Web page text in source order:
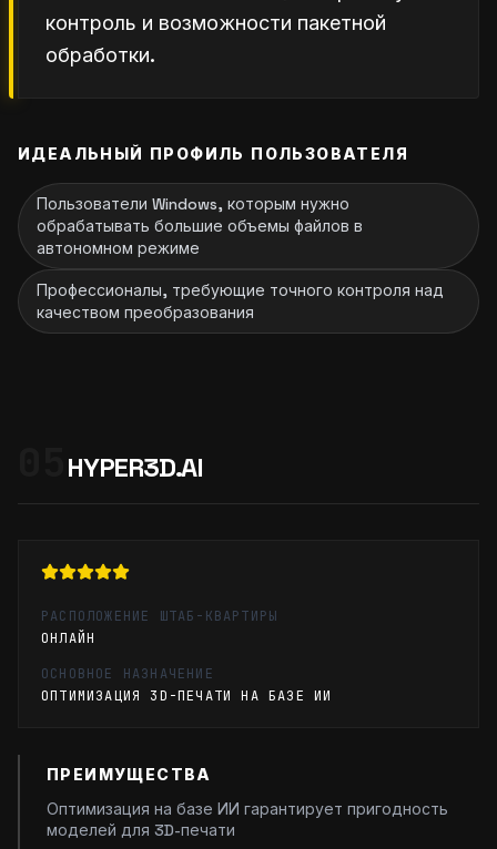
контроль и возможности пакетной
обработки.
ИДЕАЛЬНЫЙ ПРОФИЛЬ ПОЛЬЗОВАТЕЛЯ
Пользователи Windows, которым нужно
обрабатывать большие объемы файлов в
автономном режиме
Профессионалы, требующие точного контроля над
качеством преобразования
HYPER3D.AI
РАСПОЛОЖЕНИЕ ШТАБ-КВАРТИРЫ
ОНЛАЙН
ОСНОВНОЕ НАЗНАЧЕНИЕ
ОПТИМИЗАЦИЯ 3D-ПЕЧАТИ НА БАЗЕ ИИ
ПРЕИМУЩЕСТВА
Оптимизация на базе ИИ гарантирует пригодность
моделей для 3D-печати